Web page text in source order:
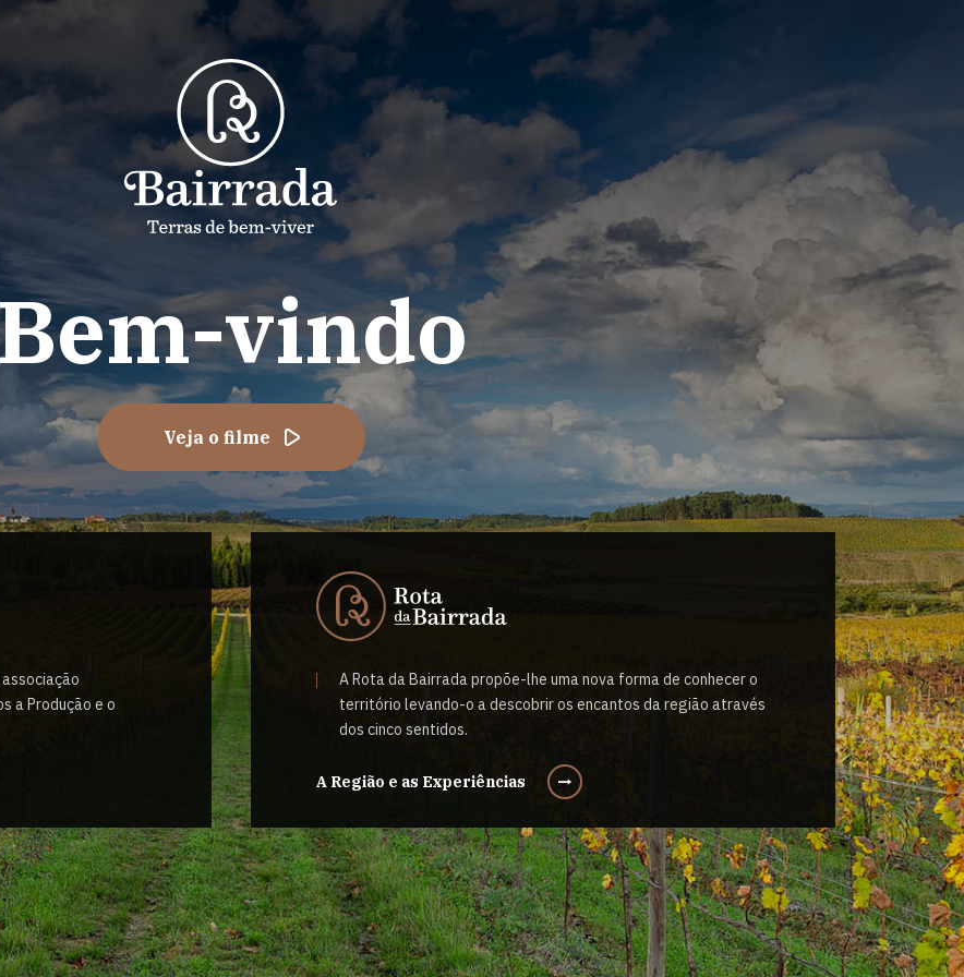
vindo
Veja o filme
a Produção e o
A Rota da Bairrada propõe-lhe uma nova forma de conhecer o
território levando-o a descobrir os encantos da região através
dos cinco sentidos.
A Região e as Experiências